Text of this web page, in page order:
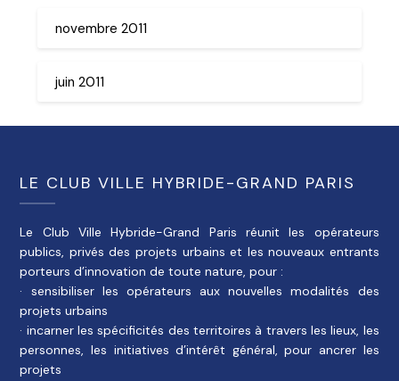
novembre 2011
juin 2011
LE CLUB VILLE HYBRIDE-GRAND PARIS
Le Club Ville Hybride-Grand Paris réunit les opérateurs
publics, privés des projets urbains et les nouveaux entrants
porteurs d’innovation de toute nature, pour :
· sensibiliser les opérateurs aux nouvelles modalités des
projets urbains
· incarner les spécificités des territoires à travers les lieux, les
personnes, les initiatives d’intérêt général, pour ancrer les
projets